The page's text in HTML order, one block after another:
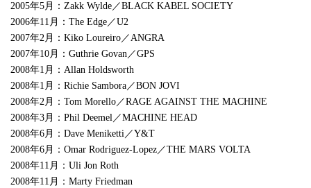
2005年5月：Zakk Wylde／BLACK KABEL SOCIETY
2006年11月：The Edge／U2
2007年2月：Kiko Loureiro／ANGRA
2007年10月：Guthrie Govan／GPS
2008年1月：Allan Holdsworth
2008年1月：Richie Sambora／BON JOVI
2008年2月：Tom Morello／RAGE AGAINST THE MACHINE
2008年3月：Phil Deemel／MACHINE HEAD
2008年6月：Dave Meniketti／Y&T
2008年6月：Omar Rodriguez-Lopez／THE MARS VOLTA
2008年11月：Uli Jon Roth
2008年11月：Marty Friedman